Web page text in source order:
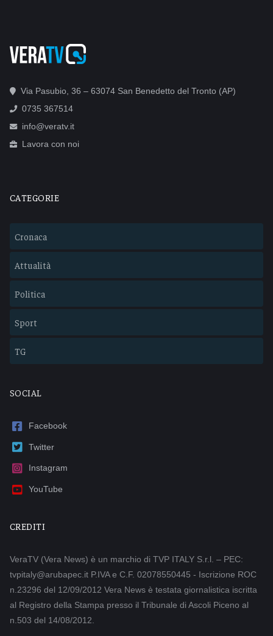
Via Pasubio, 36 – 63074 San Benedetto del Tronto (AP)
0735 367514
info@veratv.it
Lavora con noi
CATEGORIE
Cronaca
Attualità
Politica
Sport
TG
SOCIAL
Facebook
Twitter
Instagram
YouTube
CREDITI
VeraTV (Vera News) è un marchio di TVP ITALY S.r.l. – PEC:
tvpitaly@arubapec.it P.IVA e C.F. 02078550445 - Iscrizione ROC
n.23296 del 12/09/2012 Vera News è testata giornalistica iscritta
al Registro della Stampa presso il Tribunale di Ascoli Piceno al
n.503 del 14/08/2012.